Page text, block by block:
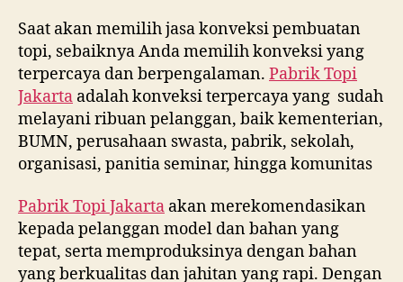
995
6854
Saat akan memilih jasa konveksi pembuatan
topi, sebaiknya Anda memilih konveksi yang
terpercaya dan berpengalaman. Pabrik Topi
Jakarta adalah konveksi terpercaya yang sudah
melayani ribuan pelanggan, baik kementerian,
BUMN, perusahaan swasta, pabrik, sekolah,
organisasi, panitia seminar, hingga komunitas
Pabrik Topi Jakarta akan merekomendasikan
kepada pelanggan model dan bahan yang
tepat, serta memproduksinya dengan bahan
yang berkualitas dan jahitan yang rapi. Dengan